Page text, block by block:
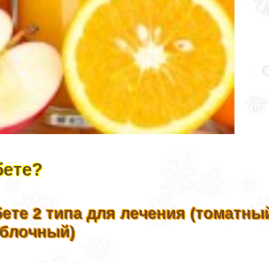
2 типа для лечения